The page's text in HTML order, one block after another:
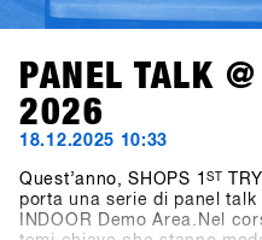
PANEL TALK
2026
18.12.2025 10:33
Quest’anno, SHOPS 1ST
porta una serie di panel talk
INDOOR Demo Area.Nel